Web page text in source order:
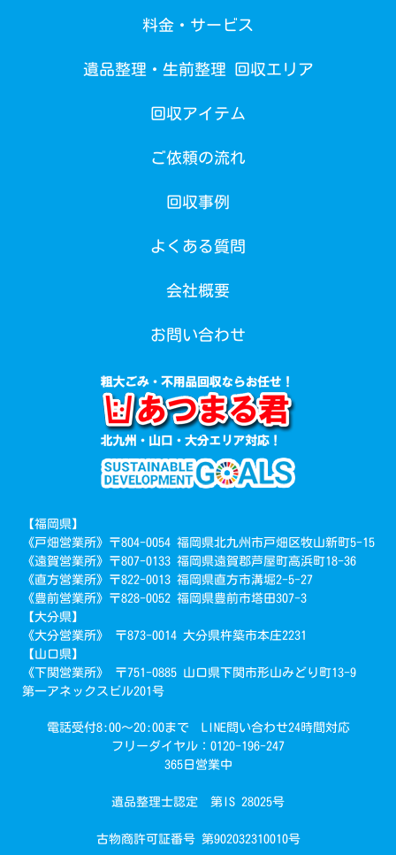
料金・サービス
遺品整理・生前整理 回収エリア
回収アイテム
ご依頼の流れ
回収事例
よくある質問
会社概要
お問い合わせ
【福岡県】
《戸畑営業所》〒804-0054 福岡県北九州市戸畑区牧山新町5-15
《遠賀営業所》〒807-0133 福岡県遠賀郡芦屋町高浜町18-36
《直方営業所》〒822-0013 福岡県直方市溝堀2-5-27
《豊前営業所》〒828-0052 福岡県豊前市塔田307-3
【大分県】
《大分営業所》 〒873-0014 大分県杵築市本庄2231
【山口県】
《下関営業所》 〒751-0885 山口県下関市形山みどり町13-9
第一アネックスビル201号
電話受付8:00～20:00まで LINE問い合わせ24時間対応
フリーダイヤル：0120-196-247
365日営業中
遺品整理士認定 第IS 28025号
古物商許可証番号 第902032310010号